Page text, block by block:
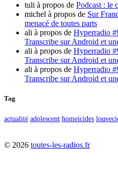
tuli à propos de Podcast : le
michel à propos de Sur
menacé de toutes parts
ali à propos de Hyperradio
Transcribe sur Android et
ali à propos de Hyperradio
Transcribe sur Android et
ali à propos de Hyperradio
Transcribe sur Android et
Tag
actualité adolescent homeicides
© 2026 toutes-les-radios.fr